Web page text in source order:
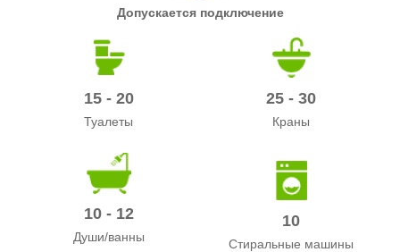
Допускается подключение
15 - 20
Туалеты
25 - 30
Краны
10 - 12
Души/ванны
10
Стиральные машины